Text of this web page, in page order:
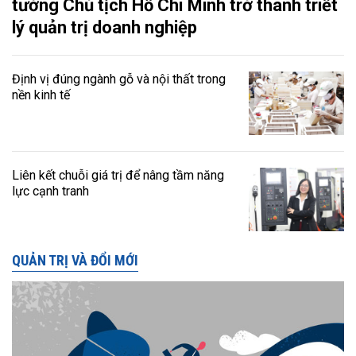
tưởng Chủ tịch Hồ Chí Minh trở thành triết
lý quản trị doanh nghiệp
Định vị đúng ngành gỗ và nội thất trong
nền kinh tế
Liên kết chuỗi giá trị để nâng tầm năng
lực cạnh tranh
QUẢN TRỊ VÀ ĐỔI MỚI